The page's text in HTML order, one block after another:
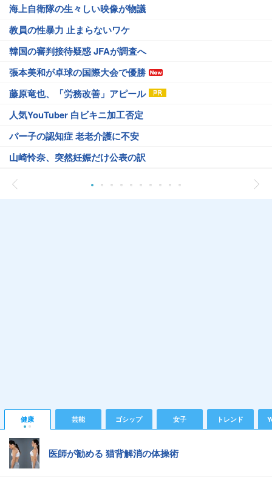
海上自衛隊の生々しい映像が物議
教員の性暴力 止まらないワケ
韓国の審判接待疑惑 JFAが調査へ
張本美和が卓球の国際大会で優勝
藤原竜也、「労務改善」アピール
人気YouTuber 白ビキニ加工否定
パー子の認知症 老老介護に不安
山崎怜奈、突然妊娠だけ公表の訳
健康 芸能 ゴシップ 女子 トレンド
医師が勧める 猫背解消の体操術